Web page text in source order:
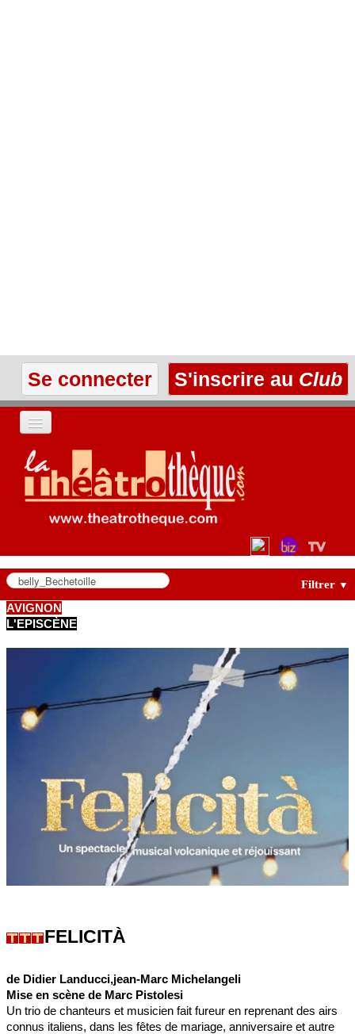
Se connecter S'inscrire au Club
ACCUEIL
LES TEXTES
LES ANNONCES
LE CLUB
Filtrer ▼
AVIGNON
L'EPISCÈNE
FELICITÀ
de Didier Landucci,jean-Marc Michelangeli
Mise en scène de Marc Pistolesi
Un trio de chanteurs et musicien fait fureur en reprenant des airs
connus italiens, dans les fêtes de mariage, anniversaire et autre